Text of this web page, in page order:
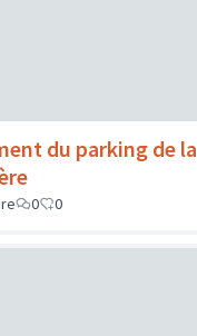
du parking de la
0 0